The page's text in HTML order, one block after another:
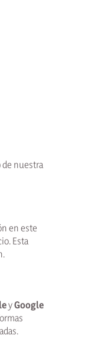
nuestra
en este
Esta
yGoogle